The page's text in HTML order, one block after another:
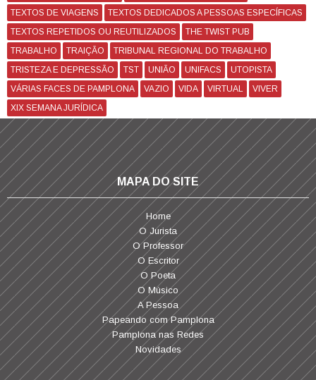
TEXTOS DE VIAGENS
TEXTOS DEDICADOS A PESSOAS ESPECÍFICAS
TEXTOS REPETIDOS OU REUTILIZADOS
THE TWIST PUB
TRABALHO
TRAIÇÃO
TRIBUNAL REGIONAL DO TRABALHO
TRISTEZA E DEPRESSÃO
TST UNIÃO UNIFACS
UTOPISTA
VÁRIAS FACES DE PAMPLONA
VAZIO VIDA VIRTUAL
VIVER
XIX SEMANA JURÍDICA
MAPA DO SITE
Home
O Jurista
O Professor
O Escritor
O Poeta
O Músico
A Pessoa
Papeando com Pamplona
Pamplona nas Redes
Novidades